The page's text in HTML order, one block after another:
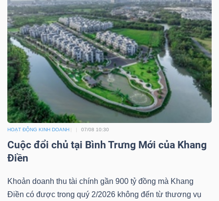
HOẠT ĐỘNG KINH DOANH 07/08 10:30
Cuộc đổi chủ tại Bình Trưng Mới của Khang
Điền
Khoản doanh thu tài chính gần 900 tỷ đồng mà Khang
Điền có được trong quý 2/2026 không đến từ thương vụ
chứng
khoán
(-)
Tất cả Cổ phiếu Chỉ số Chứng chỉ quỹ Chứng
Lãnh
đạo
(-)
Tất cả Người nội bộ
Tin
(-)